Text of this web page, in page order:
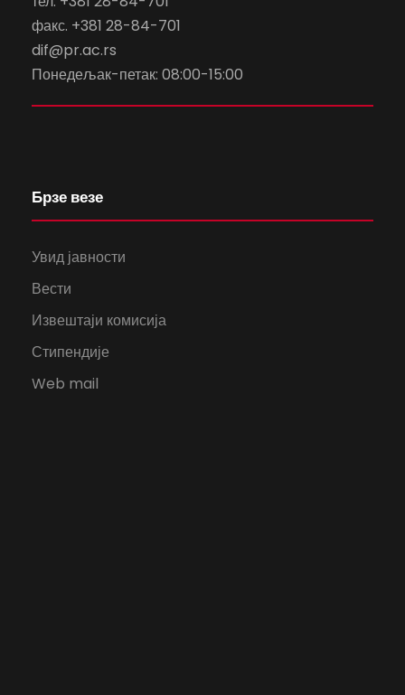
факс. +381 28-84-701
dif@pr.ac.rs
Понедељак-петак: 08:00-15:00
Брзе везе
Увид јавности
Вести
Извештаји комисија
Стипендије
Web mail